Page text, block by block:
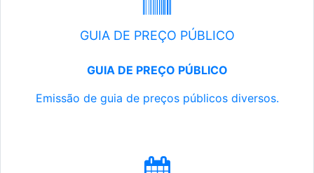
GUIA DE PREÇO PÚBLICO
GUIA DE PREÇO PÚBLICO
Emissão de guia de preços públicos diversos.